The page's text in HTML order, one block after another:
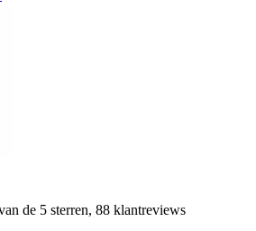
de 5 sterren, 88 klantreviews